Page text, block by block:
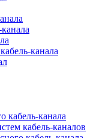
канала
кабель-канала
кабель-каналов